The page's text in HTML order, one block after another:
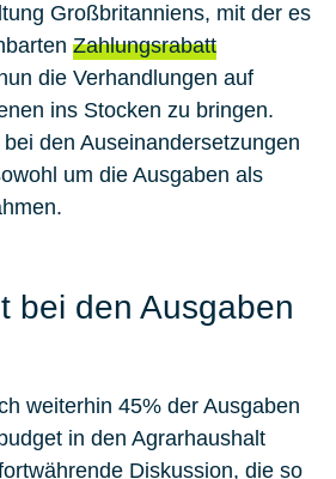
Großbritanniens, mit der es
Zahlungsrabatt
die Verhandlungen auf
ins Stocken zu bringen.
den Auseinandersetzungen
um die Ausgaben als
bei den Ausgaben
weiterhin 45% der Ausgaben
in den Agrarhaushalt
Diskussion, die so